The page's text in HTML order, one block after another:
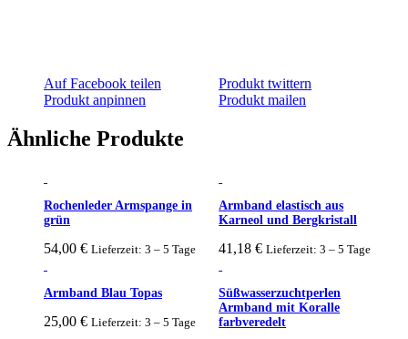
Auf Facebook teilen
Produkt twittern
Produkt anpinnen
Produkt mailen
Ähnliche Produkte
Rochenleder Armspange in
grün
54,00 € Lieferzeit: 3 – 5 Tage
Armband elastisch aus
Karneol und Bergkristall
41,18€ Lieferzeit: 3 – 5 Tage
Armband Blau Topas
25,00 € Lieferzeit: 3 – 5 Tage
Süßwasserzuchtperlen
Armband mit Koralle
farbveredelt